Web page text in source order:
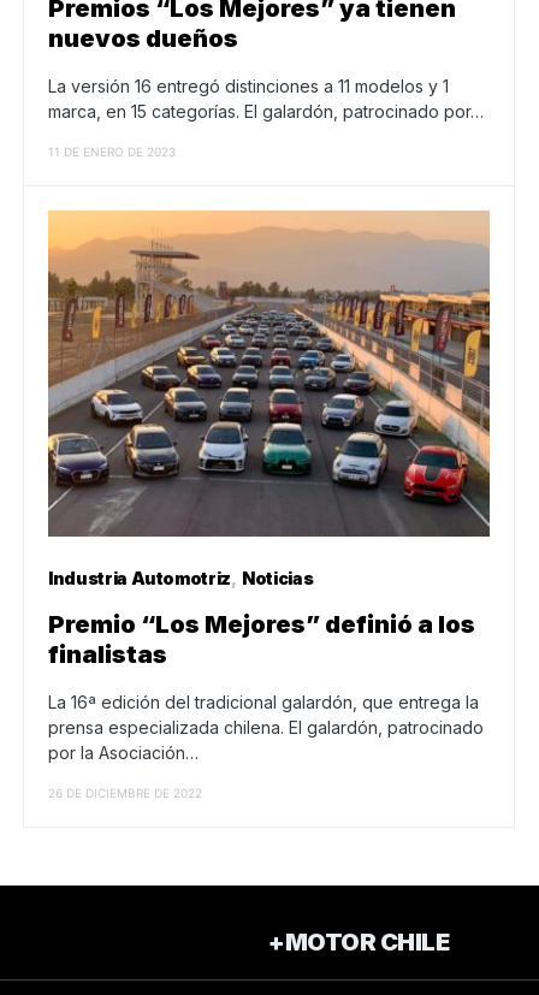
Premios “Los Mejores” ya tienen
nuevos dueños
La versión 16 entregó distinciones a 11 modelos y 1
marca, en 15 categorías. El galardón, patrocinado por…
11 DE ENERO DE 2023
Industria Automotriz Noticias
Premio “Los Mejores” definió a los
finalistas
La 16ª edición del tradicional galardón, que entrega la
prensa especializada chilena. El galardón, patrocinado
por la Asociación…
26 DE DICIEMBRE DE 2022
+MOTOR CHILE